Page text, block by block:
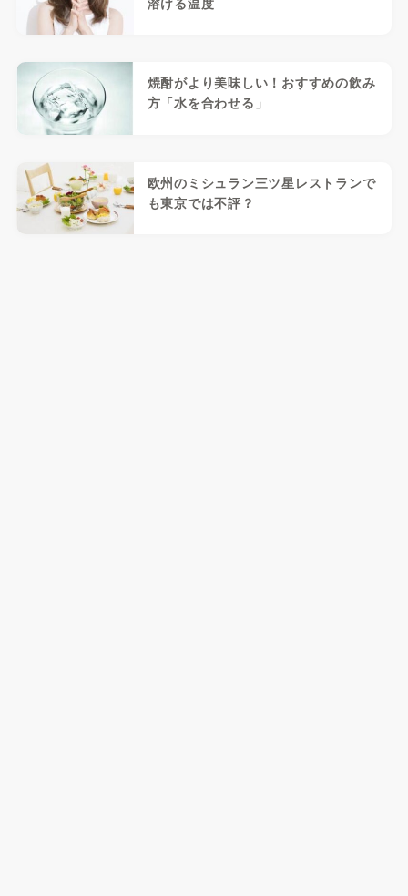
焼酎がより美味しい！おすすめの飲み
方「水を合わせる」
欧州のミシュラン三ツ星レストランで
も東京では不評？